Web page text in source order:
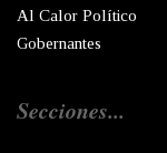
Al Calor Político
Gobernantes
Secciones...